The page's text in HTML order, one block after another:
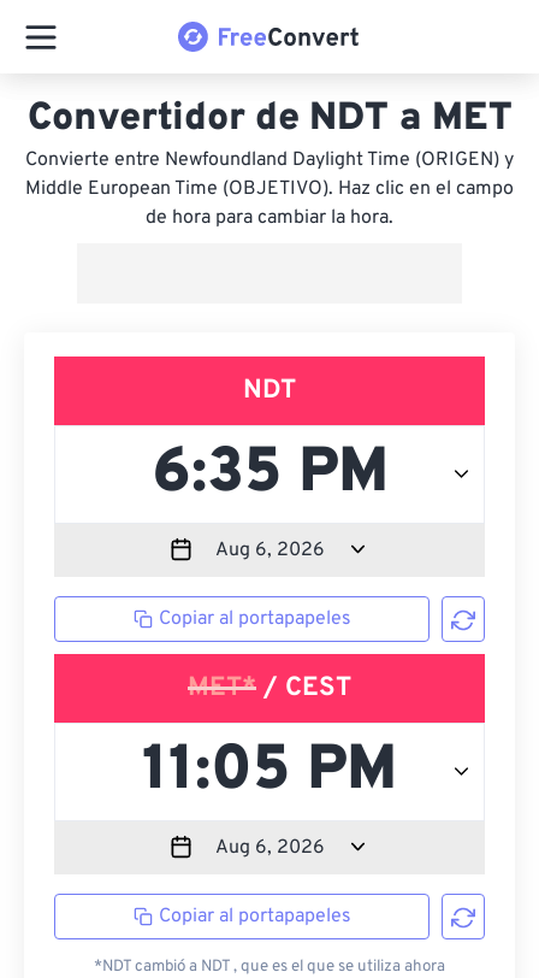
Convertidor de NDT a MET
Convierte entre Newfoundland Daylight Time (ORIGEN) y
Middle European Time (OBJETIVO). Haz clic en el campo
de hora para cambiar la hora.
NDT
Copiar al portapapeles
MET* / CEST
Copiar al portapapeles
*NDT cambió a NDT , que es el que se utiliza ahora